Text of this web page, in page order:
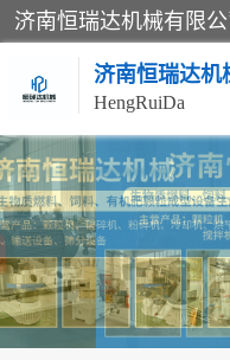
济南恒瑞达机
HengRuiDa
颗粒机
平模颗粒机
秸秆颗粒机